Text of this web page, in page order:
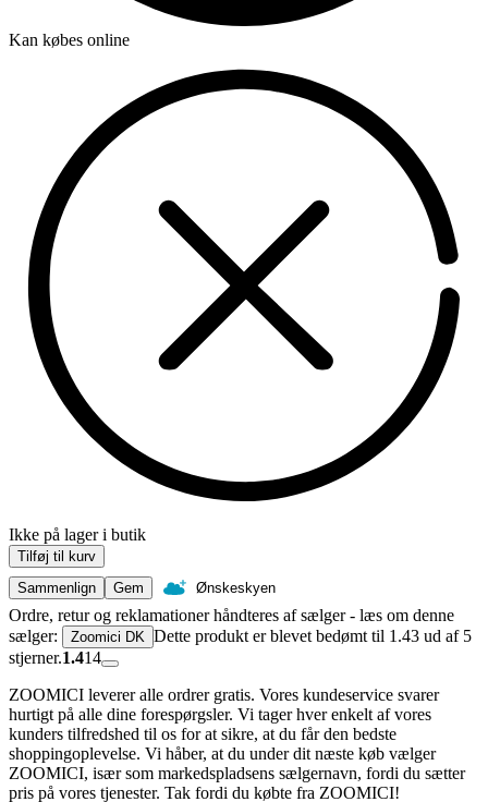
Kan købes online
Ikke på lager i butik
Tilføj til kurv
Sammenlign
Gem Ønskeskyen
Ordre, retur og reklamationer håndteres af sælger - læs om denne
sælger:
Zoomici DK Dette produkt er blevet bedømt til 1.43 ud af 5
stjerner.1.414
ZOOMICI leverer alle ordrer gratis. Vores kundeservice svarer
hurtigt på alle dine forespørgsler. Vi tager hver enkelt af vores
kunders tilfredshed til os for at sikre, at du får den bedste
shoppingoplevelse. Vi håber, at du under dit næste køb vælger
ZOOMICI, især som markedspladsens sælgernavn, fordi du sætter
pris på vores tjenester. Tak fordi du købte fra ZOOMICI!